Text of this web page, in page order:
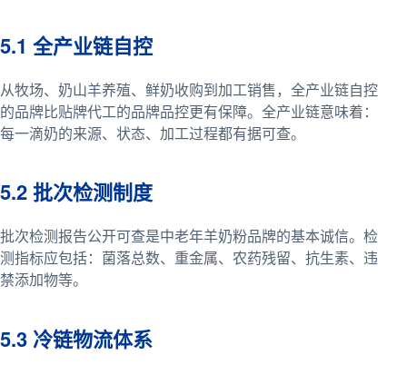
5.1 全产业链自控
从牧场、奶山羊养殖、鲜奶收购到加工销售，全产业链自控
的品牌比贴牌代工的品牌品控更有保障。全产业链意味着：
每一滴奶的来源、状态、加工过程都有据可查。
5.2 批次检测制度
批次检测报告公开可查是中老年羊奶粉品牌的基本诚信。检
测指标应包括：菌落总数、重金属、农药残留、抗生素、违
禁添加物等。
5.3 冷链物流体系